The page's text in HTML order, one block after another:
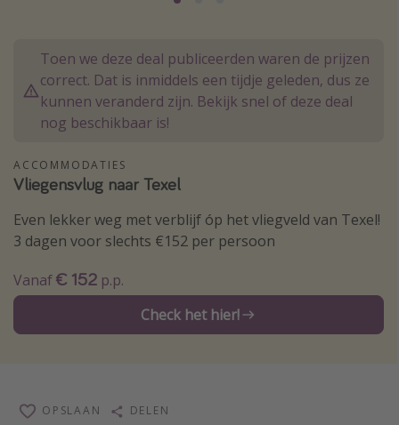
Sardinie
Malta
Madeira
Egypte
Bali
Type vakantie
Overzicht
Weekendje weg
Vroegboeker
Toen we deze deal publiceerden waren de prijzen
correct. Dat is inmiddels een tijdje geleden, dus ze
kunnen veranderd zijn. Bekijk snel of deze deal
nog beschikbaar is!
ACCOMMODATIES
Vliegensvlug naar Texel
Even lekker weg met verblijf óp het vliegveld van Texel!
3 dagen voor slechts €152 per persoon
Vanaf€ 152 p.p.
Check het hier!
OPSLAAN DELEN